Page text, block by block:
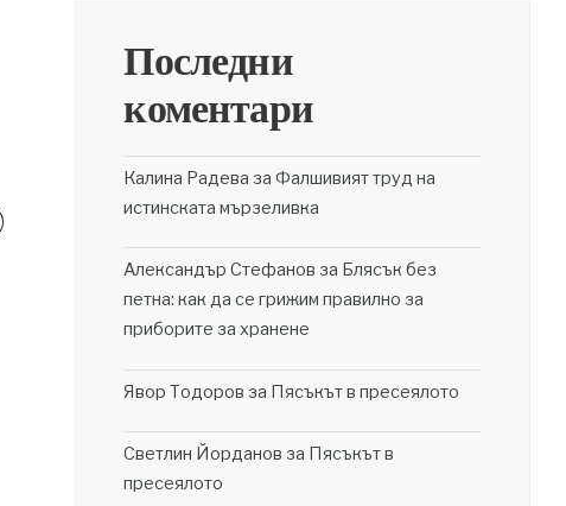
Последни
коментари
Калина Радева заФалшивият труд на
истинската мързеливка
Александър Стефанов за Блясък без
петна: как да се грижим правилно за
приборите за хранене
Явор Тодоров за Пясъкът в пресеялото
Светлин Йорданов за Пясъкът в
пресеялото